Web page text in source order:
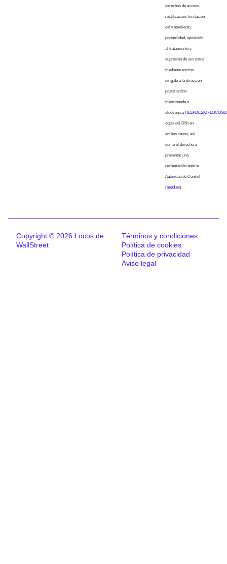
derechos de acceso,
rectificación, limitación
del tratamiento,
portabilidad, oposición
al tratamiento y
supresión de sus datos
mediante escrito
dirigido a la dirección
postal arriba
mencionada o
electrónica
copia del DNI en
ambos casos, así
como el derecho a
presentar una
reclamación ante la
Autoridad de Control
(aepd.es).
Copyright © 2026 Locos de
WallStreet
Términos y condiciones
Política de cookies
Política de privacidad
Aviso legal